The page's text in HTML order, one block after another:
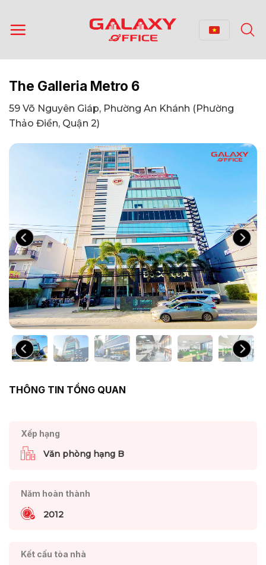
qua
nội
The Galleria Metro 6
59 Võ Nguyên Giáp, Phường An Khánh (Phường
Thảo Điền, Quận 2)
THÔNG TIN TỔNG QUAN
Xếp hạng
Văn phòng hạng B
Năm hoàn thành
2012
Kết cấu tòa nhà